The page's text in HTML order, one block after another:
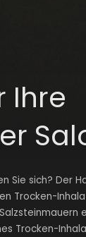
Ihre
Sie sich? Der
Trocken-
Trocken-